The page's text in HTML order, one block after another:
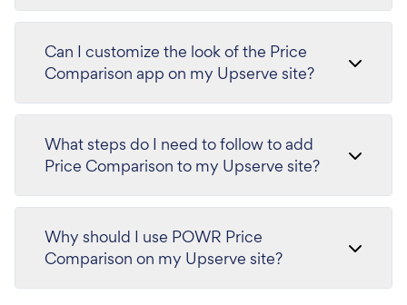
Can I customize the look of the Price
Comparison app on my Upserve site?
What steps do I need to follow to add
Price Comparison to my Upserve site?
Why should I use POWR Price
Comparison on my Upserve site?